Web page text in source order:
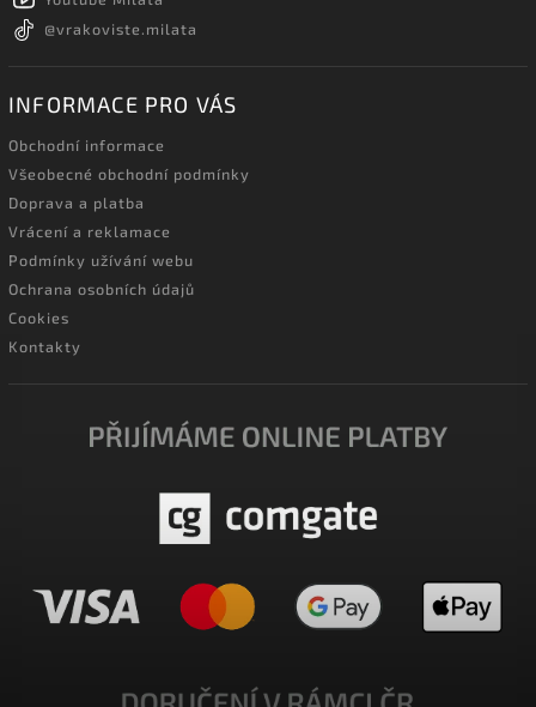
@vrakoviste.milata
INFORMACE PRO VÁS
Obchodní informace
Všeobecné obchodní podmínky
Doprava a platba
Vrácení a reklamace
Podmínky užívání webu
Ochrana osobních údajů
Cookies
Kontakty